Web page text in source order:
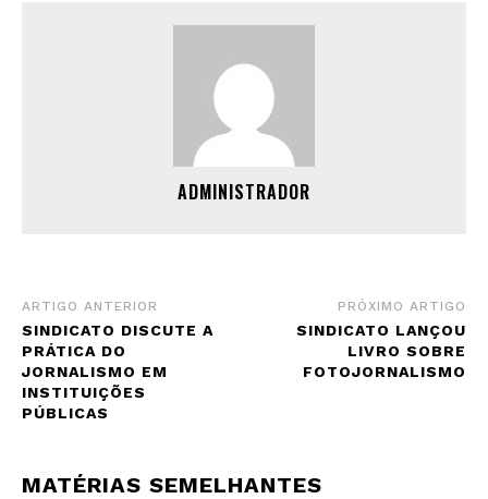
ADMINISTRADOR
ARTIGO ANTERIOR
SINDICATO DISCUTE A
PRÁTICA DO
JORNALISMO EM
INSTITUIÇÕES
PÚBLICAS
PRÓXIMO ARTIGO
SINDICATO LANÇOU
LIVRO SOBRE
FOTOJORNALISMO
MATÉRIAS SEMELHANTES